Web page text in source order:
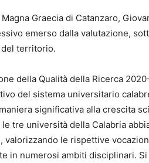
Graecia di Catanzaro,
emerso dalla valutazione,
del territorio.
della Qualità della Ricerca
del sistema universitario
significativa alla crescita
tre università della Calabria
valorizzando le rispettive
in numerosi ambiti disciplinari.